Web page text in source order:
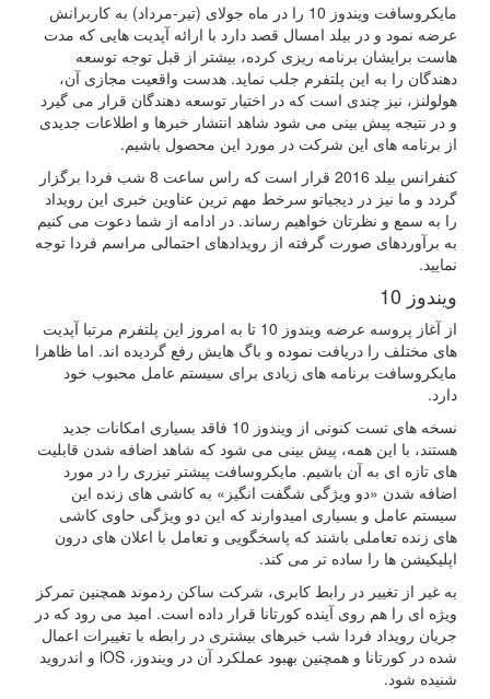
مایکروسافت ویندوز 10 را در ماه جولای (تیر-مرداد) به کاربرانش
عرضه نمود و در بیلد امسال قصد دارد با ارائه آپدیت هایی که مدت
هاست برایشان برنامه ریزی کرده، بیشتر از قبل توجه توسعه
دهندگان را به این پلتفرم جلب نماید. هدست واقعیت مجازی آن،
هولولنز، نیز چندی است که در اختیار توسعه دهندگان قرار می گیرد
و در نتیجه پیش بینی می شود شاهد انتشار خبرها و اطلاعات جدیدی
از برنامه های این شرکت در مورد این محصول باشیم.
کنفرانس بیلد 2016 قرار است که راس ساعت 8 شب فردا برگزار
گردد و ما نیز در دیجیاتو سرخط مهم ترین عناوین خبری این رویداد
را به سمع و نظرتان خواهیم رساند. در ادامه از شما دعوت می کنیم
به برآوردهای صورت گرفته از رویدادهای احتمالی مراسم فردا توجه
نمایید.
ویندوز 10
از آغاز پروسه عرضه ویندوز 10 تا به امروز این پلتفرم مرتبا آپدیت
های مختلف را دریافت نموده و باگ هایش رفع گردیده اند. اما ظاهرا
مایکروسافت برنامه های زیادی برای سیستم عامل محبوب خود
دارد.
نسخه های تست کنونی از ویندوز 10 فاقد بسیاری امکانات جدید
هستند، با این همه، پیش بینی می شود که شاهد اضافه شدن قابلیت
های تازه ای به آن باشیم. مایکروسافت پیشتر تیزری را در مورد
اضافه شدن «دو ویژگی شگفت انگیز» به کاشی های زنده این
سیستم عامل و بسیاری امیدوارند که این دو ویژگی حاوی کاشی
های زنده تعاملی باشند که پاسخگویی و تعامل با اعلان های درون
اپلیکیشن ها را ساده تر می کند.
به غیر از تغییر در رابط کابری، شرکت ساکن ردموند همچنین تمرکز
ویژه ای را هم روی آینده کورتانا قرار داده است. امید می رود که در
جریان رویداد فردا شب خبرهای بیشتری در رابطه با تغییرات اعمال
شده در کورتانا و همچنین بهبود عملکرد آن در ویندوز، iOS و اندروید
شنیده شود.